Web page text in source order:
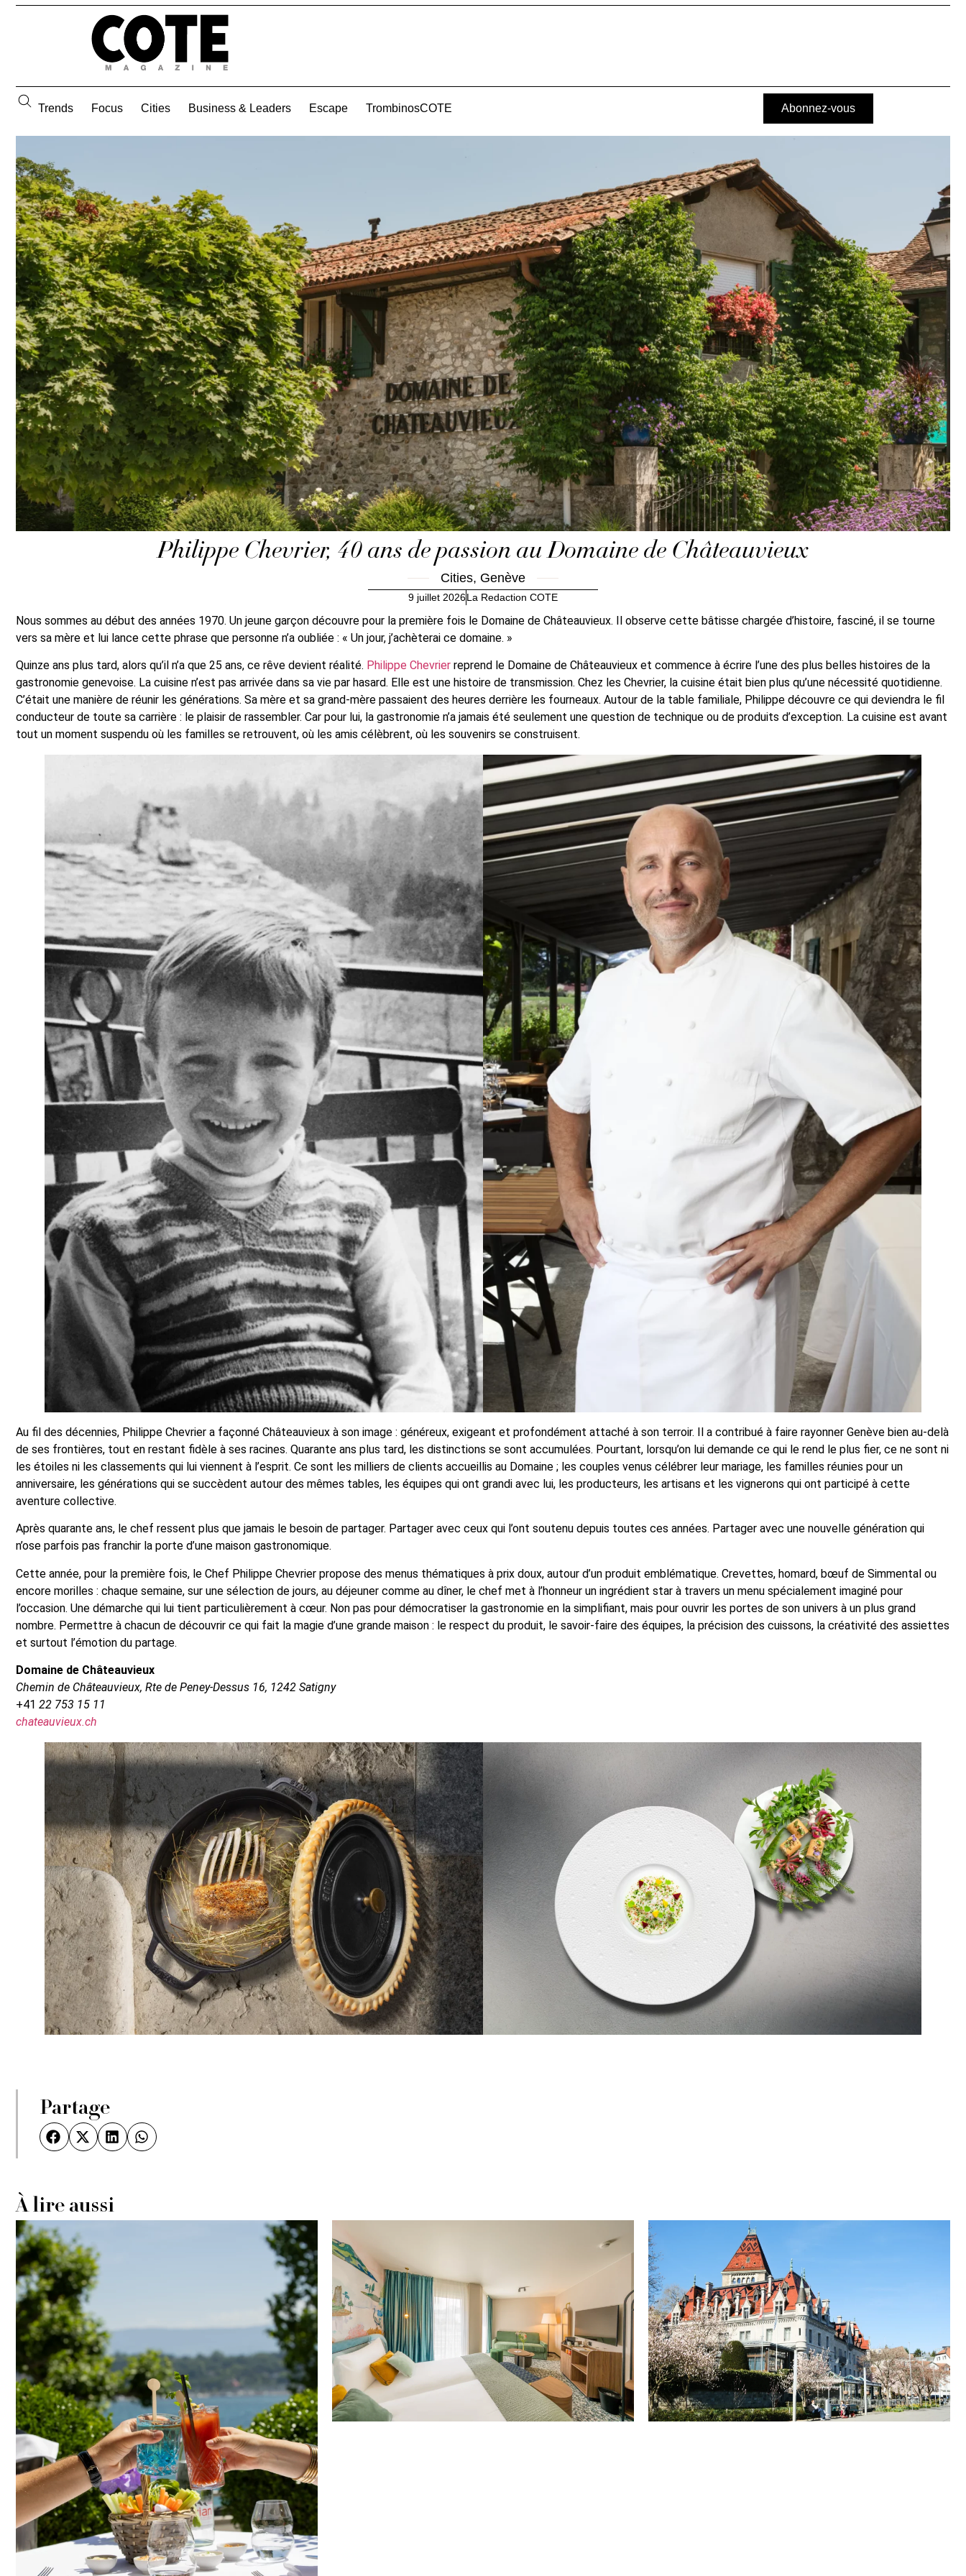
Trends Focus Cities Business & Leaders Escape TrombinosCOTE Abonnez-vous
Philippe Chevrier, 40 ans de passion au Domaine de Châteauvieux
Cities, Genève
9 juillet 2026La Redaction COTE
Nous sommes au début des années 1970. Un jeune garçon découvre pour la première fois le Domaine de Châteauvieux. Il observe cette bâtisse chargée d’histoire, fasciné, il se tourne
vers sa mère et lui lance cette phrase que personne n’a oubliée : « Un jour, j’achèterai ce domaine. »
Quinze ans plus tard, alors qu’il n’a que 25 ans, ce rêve devient réalité. Philippe Chevrier reprend le Domaine de Châteauvieux et commence à écrire l’une des plus belles histoires de la
gastronomie genevoise. La cuisine n’est pas arrivée dans sa vie par hasard. Elle est une histoire de transmission. Chez les Chevrier, la cuisine était bien plus qu’une nécessité quotidienne.
C’était une manière de réunir les générations. Sa mère et sa grand-mère passaient des heures derrière les fourneaux. Autour de la table familiale, Philippe découvre ce qui deviendra le fil
conducteur de toute sa carrière : le plaisir de rassembler. Car pour lui, la gastronomie n’a jamais été seulement une question de technique ou de produits d’exception. La cuisine est avant
tout un moment suspendu où les familles se retrouvent, où les amis célèbrent, où les souvenirs se construisent.
Au fil des décennies, Philippe Chevrier a façonné Châteauvieux à son image : généreux, exigeant et profondément attaché à son terroir. Il a contribué à faire rayonner Genève bien au-delà
de ses frontières, tout en restant fidèle à ses racines. Quarante ans plus tard, les distinctions se sont accumulées. Pourtant, lorsqu’on lui demande ce qui le rend le plus fier, ce ne sont ni
les étoiles ni les classements qui lui viennent à l’esprit. Ce sont les milliers de clients accueillis au Domaine ; les couples venus célébrer leur mariage, les familles réunies pour un
anniversaire, les générations qui se succèdent autour des mêmes tables, les équipes qui ont grandi avec lui, les producteurs, les artisans et les vignerons qui ont participé à cette
aventure collective.
Après quarante ans, le chef ressent plus que jamais le besoin de partager. Partager avec ceux qui l’ont soutenu depuis toutes ces années. Partager avec une nouvelle génération qui
n’ose parfois pas franchir la porte d’une maison gastronomique.
Cette année, pour la première fois, le Chef Philippe Chevrier propose des menus thématiques à prix doux, autour d’un produit emblématique. Crevettes, homard, bœuf de Simmental ou
encore morilles : chaque semaine, sur une sélection de jours, au déjeuner comme au dîner, le chef met à l’honneur un ingrédient star à travers un menu spécialement imaginé pour
l’occasion. Une démarche qui lui tient particulièrement à cœur. Non pas pour démocratiser la gastronomie en la simplifiant, mais pour ouvrir les portes de son univers à un plus grand
nombre. Permettre à chacun de découvrir ce qui fait la magie d’une grande maison : le respect du produit, le savoir-faire des équipes, la précision des cuissons, la créativité des assiettes
et surtout l’émotion du partage.
Domaine de Châteauvieux
Chemin de Châteauvieux, Rte de Peney-Dessus 16, 1242 Satigny
+41 22 753 15 11
chateauvieux.ch
Partage
À lire aussi